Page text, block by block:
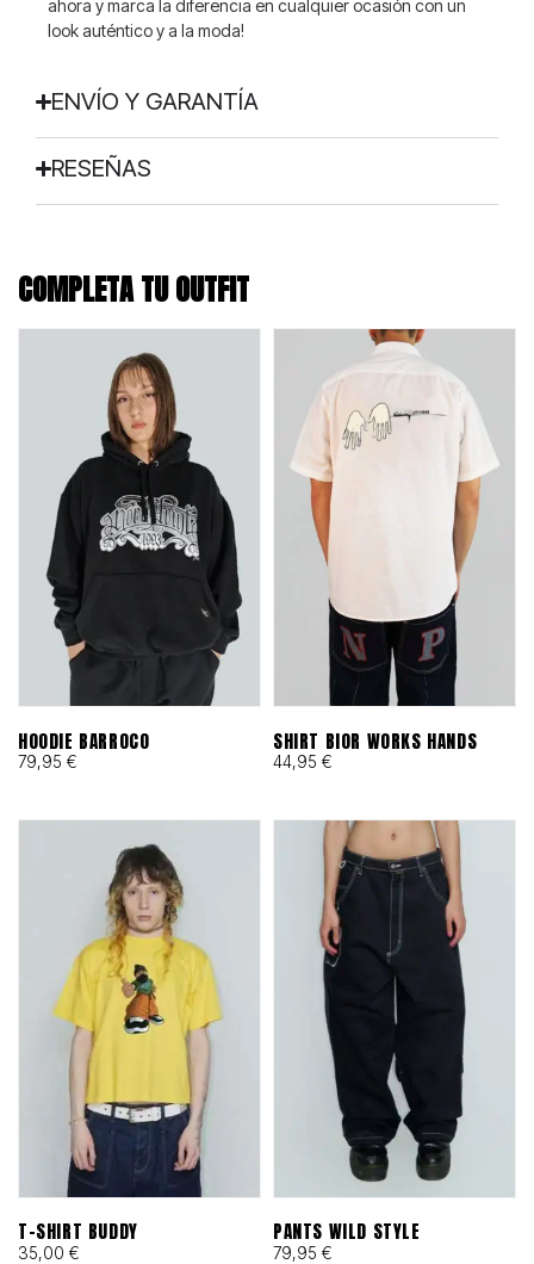
ahora y marca la diferencia en cualquier ocasión con un
look auténtico y a la moda!
ENVÍO Y GARANTÍA
RESEÑAS
COMPLETA TU OUTFIT
HOODIE BARROCO
79,95 €
SHIRT BIOR WORKS HANDS
44,95 €
T-SHIRT BUDDY
35,00 €
PANTS WILD STYLE
79,95 €